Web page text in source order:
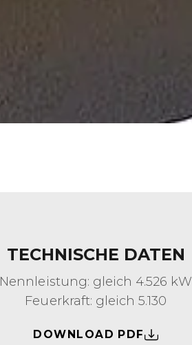
TECHNISCHE DATEN
Nennleistung: gleich 4.526 kW
Feuerkraft: gleich 5.130
DOWNLOAD PDF